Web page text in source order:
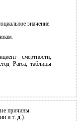
значение.
смертности,
Ратса, таблицы
причины.
и т. д.).